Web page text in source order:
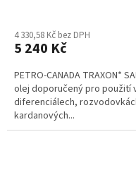
4 330,58 Kč bez DPH
5 240 Kč
PETRO-CANADA TRAXON*
olej doporučený pro použití
diferenciálech,
kardanových...